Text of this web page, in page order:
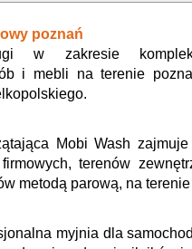
poznań
w zakresie
i mebli na terenie
Mobi Wash
terenów
metodą parową, na
myjnia dla